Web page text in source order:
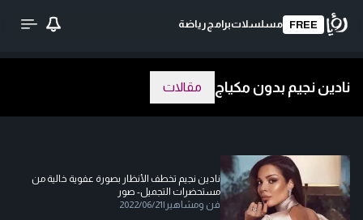
FREE مسلسلاتبرامج رياضة
نادين نجيم بدون مكياج مقالات
نادين نجيم تخطف الأنظار بصورة عفوية خالية من
مستحضرات التجميل- صور
فن ومشاهير |
2022/06/21